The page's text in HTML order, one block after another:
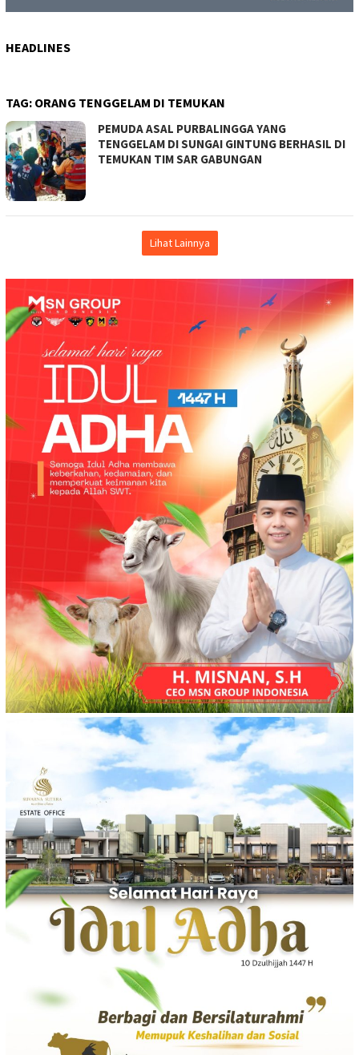
HEADLINES
TAG: ORANG TENGGELAM DI TEMUKAN
PEMUDA ASAL PURBALINGGA YANG
TENGGELAM DI SUNGAI GINTUNG BERHASIL DI
TEMUKAN TIM SAR GABUNGAN
Lihat Lainnya